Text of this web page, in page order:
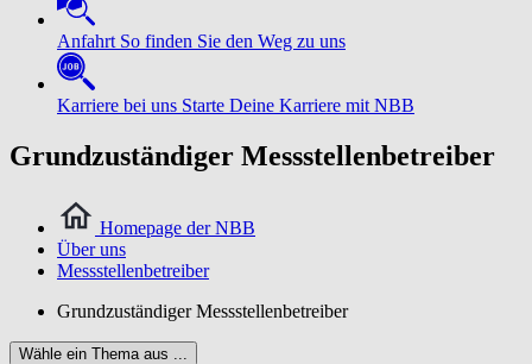
Anfahrt So finden Sie den Weg zu uns
Karriere bei uns Starte Deine Karriere mit NBB
Grundzuständiger Messstellenbetreiber
Homepage der NBB
Über uns
Messstellenbetreiber
Grundzuständiger Messstellenbetreiber
Wähle ein Thema aus ...